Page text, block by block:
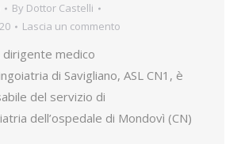
By Dottor Castelli
Lascia un commento
medico
di Savigliano, ASL CN1, è
del servizio di
dell’ospedale di Mondovì (CN)